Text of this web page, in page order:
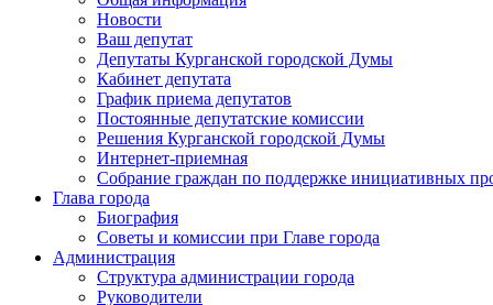
Новости
Ваш депутат
Депутаты Курганской городской Думы
Кабинет депутата
График приема депутатов
Постоянные депутатские комиссии
Решения Курганской городской Думы
Интернет-приемная
Собрание граждан по поддержке инициативных
Глава города
Биография
Советы и комиссии при Главе города
Администрация
Структура администрации города
Руководители